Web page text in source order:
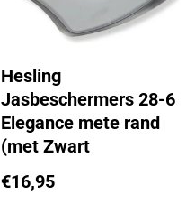
Hesling
Jasbeschermers 28-6
Elegance mete rand
(met Zwart
€16,95